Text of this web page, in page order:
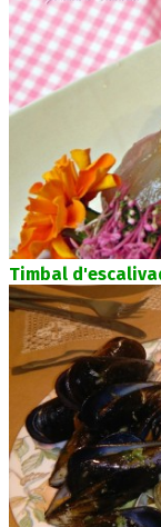
Timbal